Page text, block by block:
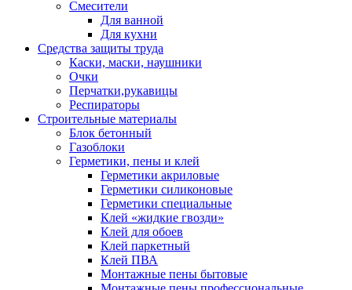
Смесители
Для ванной
Для кухни
Средства защиты труда
Каски, маски, наушники
Очки
Перчатки,рукавицы
Респираторы
Строительные материалы
Блок бетонный
Газоблоки
Герметики, пены и клей
Герметики акриловые
Герметики силиконовые
Герметики специальные
Клей «жидкие гвозди»
Клей для обоев
Клей паркетный
Клей ПВА
Монтажные пены бытовые